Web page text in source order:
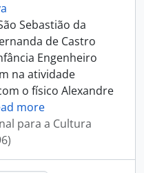
Sebastião da
de Castro
Engenheiro
na atividade
o físico Alexandre
more
para a Cultura